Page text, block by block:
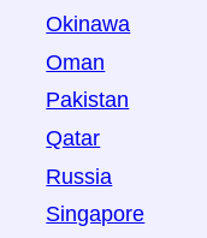
Okinawa
Oman
Pakistan
Qatar
Russia
Singapore